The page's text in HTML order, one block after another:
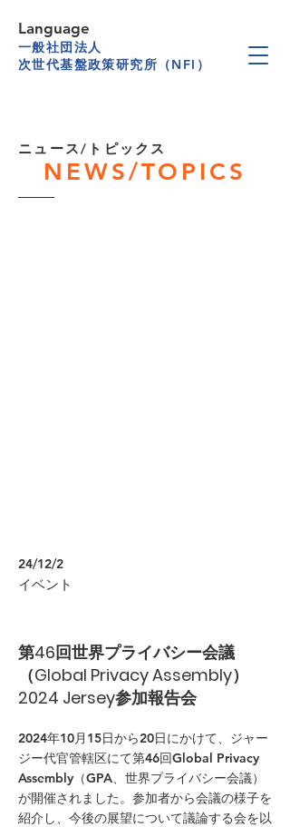
一般社団法人
次世代基盤政策研究所（NFI）
Language
​ニュース/トピックス
NEWS/TOPICS
24/12/2
イベント
第46回世界プライバシー会議
（Global Privacy Assembly）
2024 Jersey参加報告会
2024年10月15日から20日にかけて、ジャー
ジー代官管轄区にて第46回Global Privacy
Assembly（GPA、世界プライバシー会議）
が開催されました。参加者から会議の様子を
紹介し、今後の展望について議論する会を以